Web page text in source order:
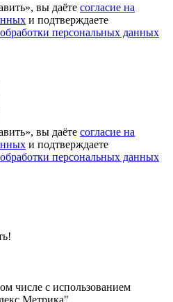
вы даёте согласие на
и подтверждаете
персональных данных
вы даёте согласие на
и подтверждаете
персональных данных
числе с использованием